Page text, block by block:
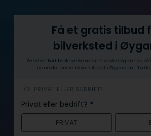
Få et gratis tilbud
bilverksted i
Send en kort beskrivelse av dine ønsker og behov,
finne det beste bilverkstedet i Øygarden til
h
e
r
1/3: PRIVAT ELLER BEDRIFT?
Privat eller bedrift? *
PRIVAT